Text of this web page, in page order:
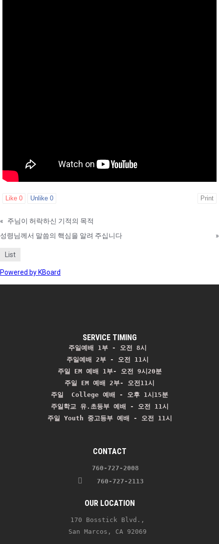
Like 0 Unlike 0 Print
«
주님이 허락하신 기적의 목적
성령님께서 말씀의 핵심을 알려 주십니다
»
List
Powered by KBoard
SERVICE TIMING
주일예배 1부 - 오전 8시
주일예배 2부 - 오전 11시
주일 EM 예배 1부- 오전 9시20분
주일 EM 예배 2부- 오전11시
주일  College 예배 - 오후 1시15분
주일학교 유.초등부 예배 - 오전 11시
주일 Youth 중고등부 예배 - 오전 11시
CONTACT
760-727-2008
760-727-2113
OUR LOCATION
170 Bosstick Blvd.,
San Marcos, CA 92069